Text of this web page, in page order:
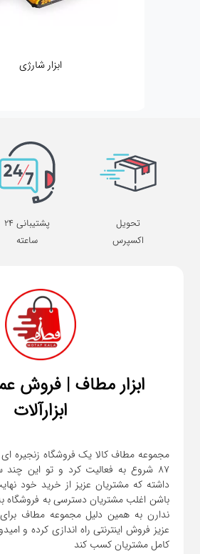
تحویل
اکسپرس
پشتیبانی 24
ساعته
ابزار مطاف | فروش
ابزارآلات
مجموعه مطاف کالا یک فروشگاه زنجیره
۸۷ شروع به فعالیت کرد و تو این
داشته که مشتریان عزیز از خرید خود
باشن اغلب مشتریان دسترسی به
ندارن به همین دلیل مجموعه مطاف
عزیز فروش اینترنتی راه اندازی کرده و
کامل مشتریان کسب کند